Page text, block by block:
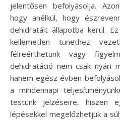
jelentősen befolyásolja.
hogy anélkül, hogy
dehidratált állapotba kerül.
kellemetlen tünethez
félreérthetünk vagy
dehidratáció nem csak nyári
hanem egész évben
a mindennapi
testünk jelzéseire, hiszen
lépésekkel megelőzhetjük a